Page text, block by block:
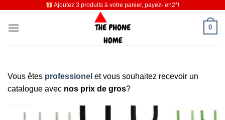
contenu
Ajoutez 3 produits à votre panier, payez- en2*!
0
Vous êtes professionel et vous souhaitez recevoir un
catalogue avec nos prix de gros?